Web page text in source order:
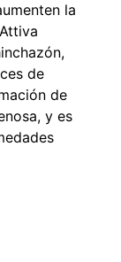
la
de
de
y es